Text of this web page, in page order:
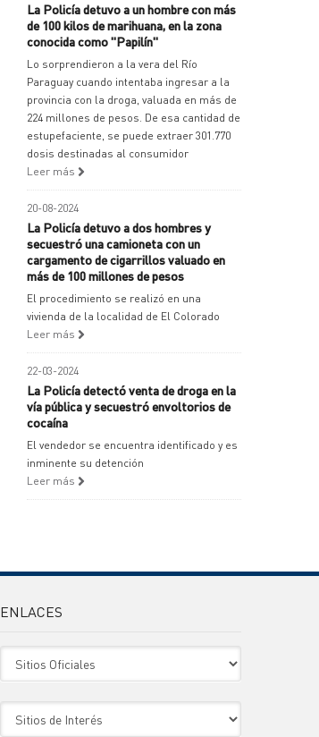
La Policía detuvo a un hombre con más
de 100 kilos de marihuana, en la zona
conocida como "Papilín"
Lo sorprendieron a la vera del Río
Paraguay cuando intentaba ingresar a la
provincia con la droga, valuada en más de
224 millones de pesos. De esa cantidad de
estupefaciente, se puede extraer 301.770
dosis destinadas al consumidor
Leer más
20-08-2024
La Policía detuvo a dos hombres y
secuestró una camioneta con un
cargamento de cigarrillos valuado en
más de 100 millones de pesos
El procedimiento se realizó en una
vivienda de la localidad de El Colorado
Leer más
22-03-2024
La Policía detectó venta de droga en la
vía pública y secuestró envoltorios de
cocaína
El vendedor se encuentra identificado y es
inminente su detención
Leer más
ENLACES